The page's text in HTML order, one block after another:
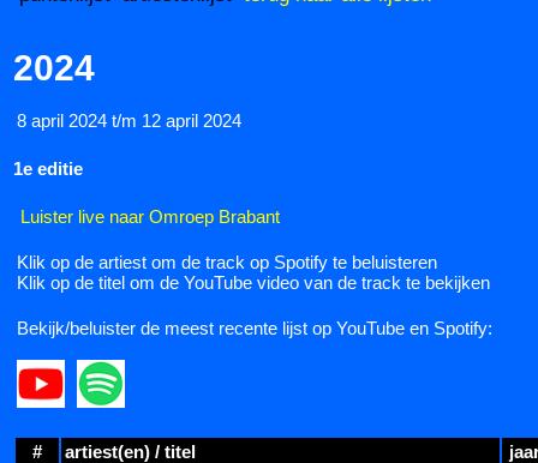
2024
8 april 2024 t/m 12 april 2024
1e editie
Luister live naar Omroep Brabant
Klik op de artiest om de track op Spotify te beluisteren
Klik op de titel om de YouTube video van de track te bekijken
Bekijk/beluister de meest recente lijst op YouTube en Spotify:
# artiest(en) / titel